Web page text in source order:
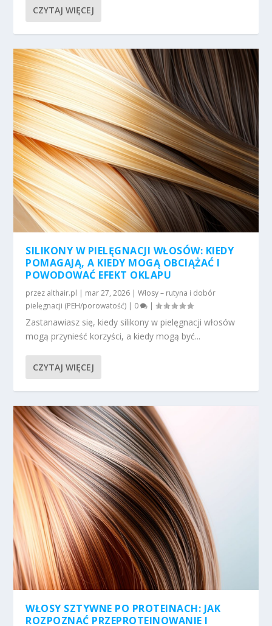
CZYTAJ WIĘCEJ
SILIKONY W PIELĘGNACJI WŁOSÓW: KIEDY
POMAGAJĄ, A KIEDY MOGĄ OBCIĄŻAĆ I
POWODOWAĆ EFEKT OKLAPU
przez althair.pl | mar 27, 2026 |Włosy – rutyna i dobór
pielęgnacji (PEH/porowatość) | 0 |
Zastanawiasz się, kiedy silikony w pielęgnacji włosów
mogą przynieść korzyści, a kiedy mogą być...
CZYTAJ WIĘCEJ
WŁOSY SZTYWNE PO PROTEINACH: JAK
ROZPOZNAĆ PRZEPROTEINOWANIE I